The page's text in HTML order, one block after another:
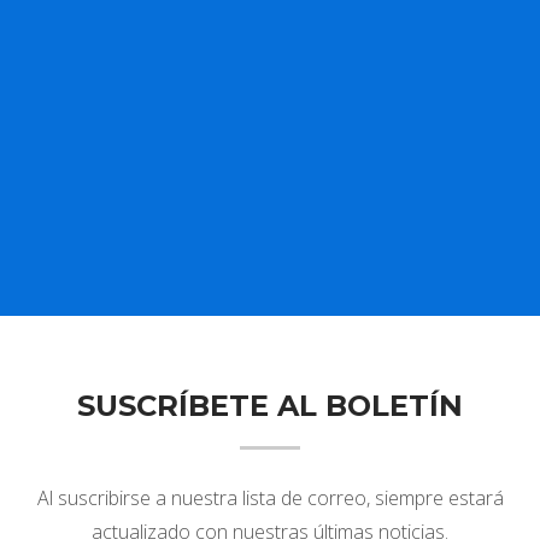
SUSCRÍBETE AL BOLETÍN
Al suscribirse a nuestra lista de correo, siempre estará
actualizado con nuestras últimas noticias.